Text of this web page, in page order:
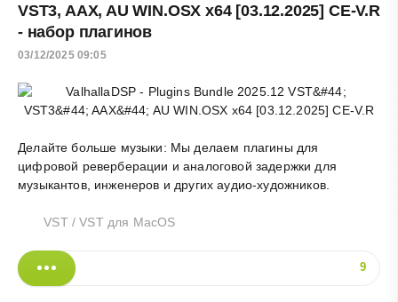
VST3, AAX, AU WIN.OSX x64 [03.12.2025] CE-V.R
- набор плагинов
03/12/2025 09:05
Делайте больше музыки: Мы делаем плагины для
цифровой реверберации и аналоговой задержки для
музыкантов, инженеров и других аудио-художников.
VST/VST для MacOS
9